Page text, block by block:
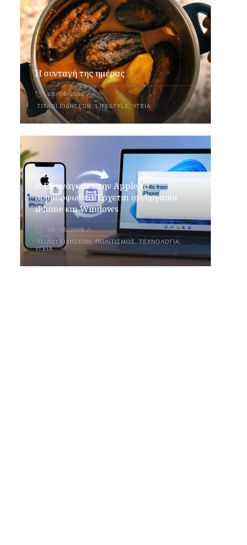
Η συνταγή της ημέρας
08/08/2026
ΤΊΤΛΟΙ ΕΙΔΉΣΕΩΝ,LIFESTYLE,ΥΓΕΊΑ
H ΕΕ ανάγκασε την Apple να
συμμορφωθεί! Έρχεται συνεργασία
iPhone και Windows
08/08/2026
ΤΊΤΛΟΙ ΕΙΔΉΣΕΩΝ ,ΠΟΛΙΤΙΣΜΌΣ,ΤΕΧΝΟΛΟΓΊΑ,
ΥΓΕΊΑ